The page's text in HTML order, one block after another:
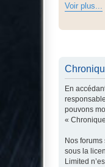
Voir plus...
En
pouvons
«
Nos
sous la
Limited